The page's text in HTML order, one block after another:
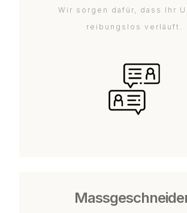
Wir sorgen dafür, dass Ihr
reibungslos verläuft.